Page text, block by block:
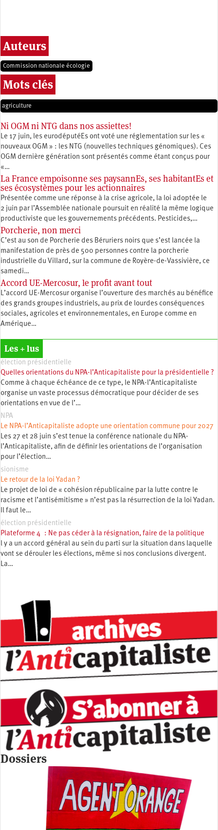
Auteurs
Commission nationale écologie
Mots clés
agriculture
Ni OGM ni NTG dans nos assiettes!
Le 17 juin, les eurodéputéEs ont voté une réglementation sur les «
nouveaux OGM » : les NTG (nouvelles techniques génomiques). Ces
OGM dernière génération sont présentés comme étant conçus pour
«…
La France empoisonne ses paysannEs, ses habitantEs et
ses écosystèmes pour les actionnaires
Présentée comme une réponse à la crise agricole, la loi adoptée le
2 juin par l’Assemblée nationale poursuit en réalité la même logique
productiviste que les gouvernements précédents. Pesticides,…
Porcherie, non merci
C’est au son de Porcherie des Béruriers noirs que s’est lancée la
manifestation de près de 500 personnes contre la porcherie
industrielle du Villard, sur la commune de Royère-de-Vassivière, ce
samedi…
Accord UE-Mercosur, le profit avant tout
L’accord UE-Mercosur organise l’ouverture des marchés au bénéfice
des grands groupes industriels, au prix de lourdes conséquences
sociales, agricoles et environnementales, en Europe comme en
Amérique…
Les + lus
élection présidentielle
Quelles orientations du NPA-l’Anticapitaliste pour la présidentielle ?
Comme à chaque échéance de ce type, le NPA-l’Anticapitaliste
organise un vaste processus démocratique pour décider de ses
orientations en vue de l’…
NPA
Le NPA-l’Anticapitaliste adopte une orientation commune pour 2027
Les 27 et 28 juin s’est tenue la conférence nationale du NPA-
l’Anticapitaliste, afin de définir les orientations de l’organisation
pour l’élection…
sionisme
Le retour de la loi Yadan ?
Le projet de loi de « cohésion républicaine par la lutte contre le
racisme et l’antisémitisme » n’est pas la résurrection de la loi Yadan.
Il faut le…
élection présidentielle
Plateforme 4 : Ne pas céder à la résignation, faire de la politique
l y a un accord général au sein du parti sur la situation dans laquelle
vont se dérouler les élections, même si nos conclusions divergent.
La…
Dossiers